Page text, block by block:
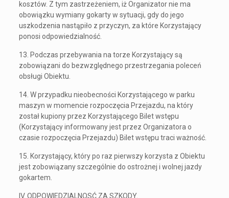
kosztów. Z tym zastrzeżeniem, iż Organizator nie ma
obowiązku wymiany gokarty w sytuacji, gdy do jego
uszkodzenia nastąpiło z przyczyn, za które Korzystający
ponosi odpowiedzialność.
13. Podczas przebywania na torze Korzystający są
zobowiązani do bezwzględnego przestrzegania poleceń
obsługi Obiektu.
14. W przypadku nieobecności Korzystającego w parku
maszyn w momencie rozpoczęcia Przejazdu, na który
został kupiony przez Korzystającego Bilet wstępu
(Korzystający informowany jest przez Organizatora o
czasie rozpoczęcia Przejazdu) Bilet wstępu traci ważność.
15. Korzystający, który po raz pierwszy korzysta z Obiektu
jest zobowiązany szczególnie do ostrożnej i wolnej jazdy
gokartem.
IV. ODPOWIEDZIALNOSĆ ZA SZKODY.